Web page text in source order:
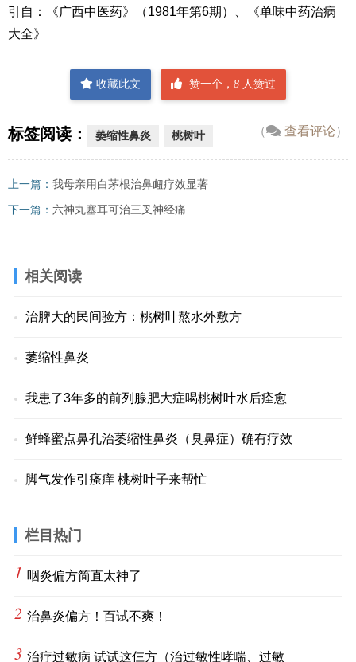
引自：《广西中医药》（1981年第6期）、《单味中药治病
大全》
收藏此文 赞一个，8 人赞过
（ 查看评论）
标签阅读： 萎缩性鼻炎 桃树叶
上一篇： 我母亲用白茅根治鼻衄疗效显著
下一篇： 六神丸塞耳可治三叉神经痛
相关阅读
治脾大的民间验方：桃树叶熬水外敷方
萎缩性鼻炎
我患了3年多的前列腺肥大症喝桃树叶水后痊愈
鲜蜂蜜点鼻孔治萎缩性鼻炎（臭鼻症）确有疗效
脚气发作引瘙痒 桃树叶子来帮忙
栏目热门
1 咽炎偏方简直太神了
2 治鼻炎偏方！百试不爽！
3 治疗过敏病 试试这仨方（治过敏性哮喘、过敏